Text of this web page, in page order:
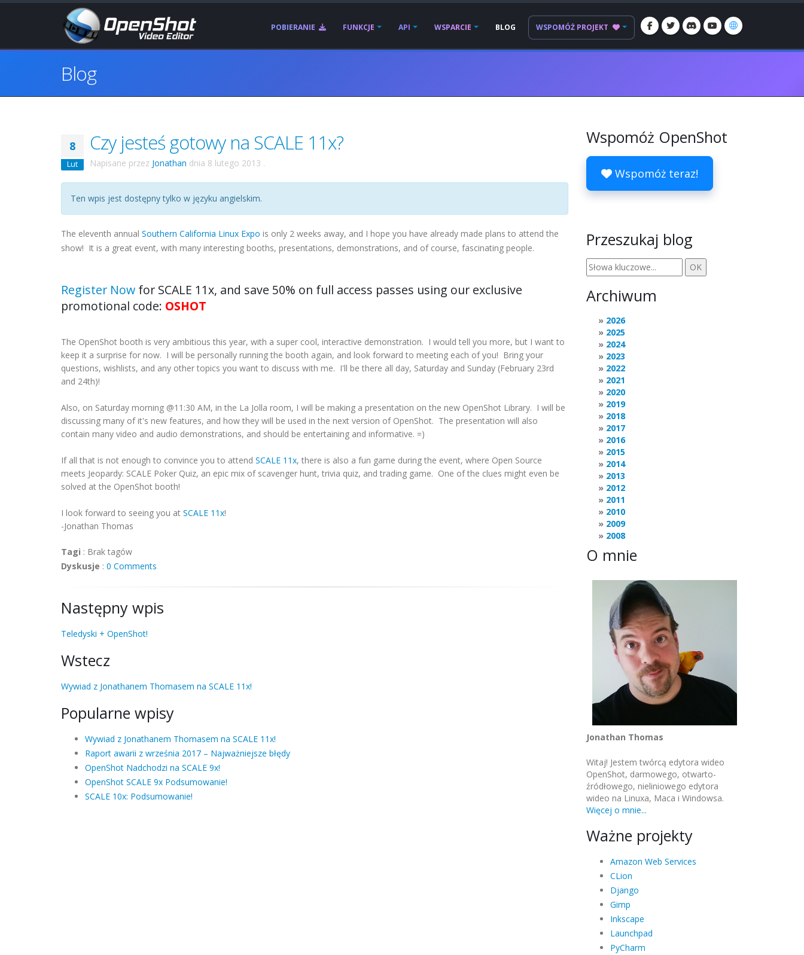
POBIERANIE FUNKCJE API WSPARCIE BLOG WSPOMÓŻ PROJEKT
Blog
8
Lut
Czy jesteś gotowy na SCALE 11x?
Napisane przez Jonathan dnia 8 lutego 2013 .
Ten wpis jest dostępny tylko w języku angielskim.
The eleventh annual Southern California Linux Expo is only 2 weeks away, and I hope you have already made plans to attend the
show! It is a great event, with many interesting booths, presentations, demonstrations, and of course, fascinating people.
Register Now for SCALE 11x, and save 50% on full access passes using our exclusive
promotional code: OSHOT
The OpenShot booth is very ambitious this year, with a super cool, interactive demonstration. I would tell you more, but I want to
keep it a surprise for now. I will be personally running the booth again, and look forward to meeting each of you! Bring your
questions, wishlists, and any other topics you want to discuss with me. I'll be there all day, Saturday and Sunday (February 23rd
and 24th)!
Also, on Saturday morning @11:30 AM, in the La Jolla room, I will be making a presentation on the new OpenShot Library. I will be
discussing many of it's new features, and how they will be used in the next version of OpenShot. The presentation will also
contain many video and audio demonstrations, and should be entertaining and informative. =)
If all that is not enough to convince you to attend SCALE 11x, there is also a fun game during the event, where Open Source
meets Jeopardy: SCALE Poker Quiz, an epic mix of scavenger hunt, trivia quiz, and trading game. One of the clues might even be
solved at the OpenShot booth!
I look forward to seeing you at SCALE 11x!
-Jonathan Thomas
Tagi : Brak tagów
Dyskusje : 0 Comments
Następny wpis
Teledyski + OpenShot!
Wstecz
Wywiad z Jonathanem Thomasem na SCALE 11x!
Popularne wpisy
Wywiad z Jonathanem Thomasem na SCALE 11x!
Raport awarii z września 2017 – Najważniejsze błędy
OpenShot Nadchodzi na SCALE 9x!
OpenShot SCALE 9x Podsumowanie!
SCALE 10x: Podsumowanie!
Wspomóż OpenShot
Wspomóż teraz!
Przeszukaj blog
Archiwum
2026
2025
2024
2023
2022
2021
2020
2019
2018
2017
2016
2015
2014
2013
2012
2011
2010
2009
2008
O mnie
Jonathan Thomas
Witaj! Jestem twórcą edytora wideo
OpenShot, darmowego, otwarto-
źródłowego, nieliniowego edytora
wideo na Linuxa, Maca i Windowsa.
Więcej o mnie...
Ważne projekty
Amazon Web Services
CLion
Django
Gimp
Inkscape
Launchpad
PyCharm